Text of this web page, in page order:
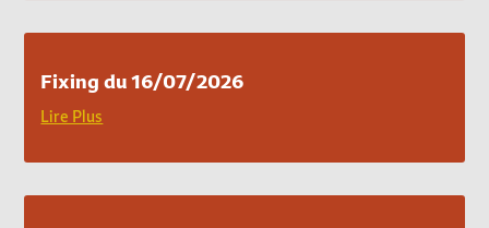
Fixing du 16/07/2026
Lire Plus